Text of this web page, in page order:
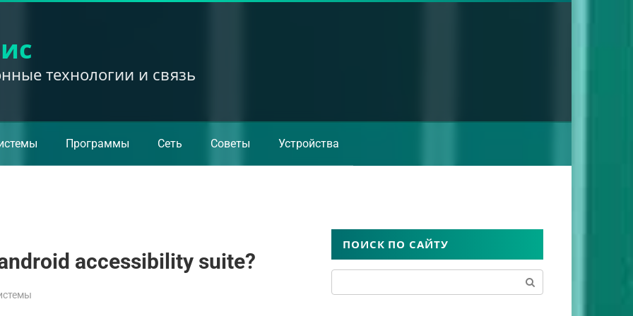
технологии и связь
Программы Сеть Советы Устройства
accessibility suite?
ПОИСК ПО САЙТУ